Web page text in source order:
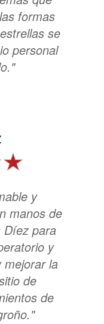
formas
se
personal
y
manos de
Díez para
y
mejorar la
de
de